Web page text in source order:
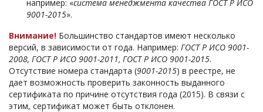
например: «система менеджмента качества ГОСТ Р ИСО
9001-2015».
Внимание! Большинство стандартов имеют несколько
версий, в зависимости от года. Например: ГОСТ Р ИСО 9001-
2008, ГОСТ Р ИСО 9001-2011, ГОСТ Р ИСО 9001-2015.
Отсутствие номера стандарта (9001-2015) в реестре, не
дает возможность проверить законность выданного
сертификата по причине отсутствия года (2015). В связи с
этим, сертификат может быть отклонен.